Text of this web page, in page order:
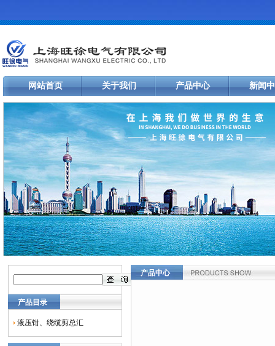
网站首页 关于我们 产品中心 新闻
产品目录
液压钳、绕缆剪总汇
产品中心